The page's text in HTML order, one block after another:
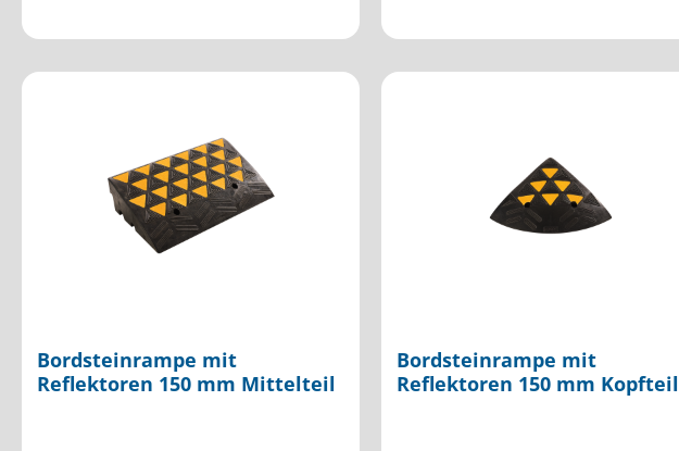
Bordsteinrampe mit
Reflektoren 150 mm Mittelteil
Bordsteinrampe mit
Reflektoren 150 mm Kopfteil